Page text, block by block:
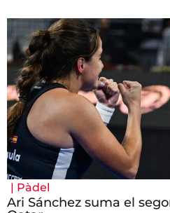
| Pàdel
Ari Sánchez suma el